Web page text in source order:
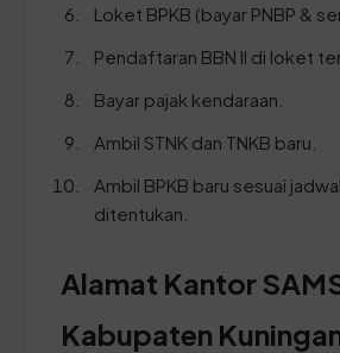
Loket BPKB (bayar PNBP &
Pendaftaran BBN II di loket
Bayar pajak kendaraan.
Ambil STNK dan TNKB baru.
Ambil BPKB baru sesuai
ditentukan.
Alamat Kantor
Kabupaten